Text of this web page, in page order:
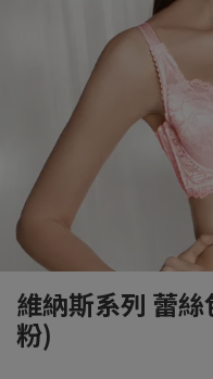
維納斯系列 蕾
粉)